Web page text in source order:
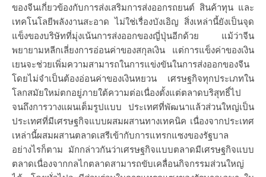
ของจีนเกี่ยวข้องกับการส่งเสริมการส่งออกรถยนต์ สินค้าทุน และ
เทคโนโลยีพลังงานสะอาด ไม่ใช่เรื่องบังเอิญ สิ่งเหล่านี้ยังเป็นจุด
แข็งของบริษัทที่มุ่งเน้นการส่งออกของญี่ปุ่นอีกด้วย แม้ว่าจีน
พยายามหลีกเลี่ยงการอ่อนค่าของสกุลเงิน แต่การแข็งค่าของเงิน
เยนจะช่วยเพิ่มความสามารถในการแข่งขันในการส่งออกของจีน
โดยไม่จำเป็นต้องอ่อนค่าของเงินหยวน เศรษฐกิจทุกประเภทใน
โลกสมัยใหม่ตกอยู่ภายใต้ความต่อเนื่องตั้งแต่ตลาดบริสุทธิ์ไป
จนถึงการวางแผนเต็มรูปแบบ ประเทศที่พัฒนาแล้วส่วนใหญ่เป็น
ประเทศที่มีเศรษฐกิจแบบผสมผสานทางเทคนิค เนื่องจากประเทศ
เหล่านี้ผสมผสานตลาดเสรีเข้ากับการแทรกแซงของรัฐบาล
อย่างไรก็ตาม มักกล่าวกันว่าเศรษฐกิจแบบตลาดมีเศรษฐกิจแบบ
ตลาดเนื่องจากกลไกตลาดสามารถขับเคลื่อนกิจกรรมส่วนใหญ่